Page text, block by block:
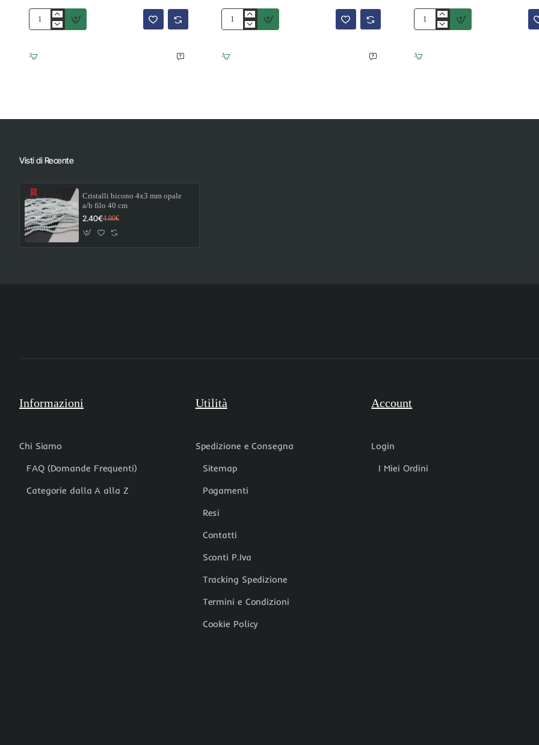
Opale
giallo
15/20
mm
Cristalli
bicono
mm
green
Cristalli
bicono
mm
blù
Visti di Recente
Cristalli bicono 4x3 mm opale
a/b filo 40 cm
2.40€4.00€
Informazioni
Chi Siamo
FAQ (Domande Frequenti)
Categorie dalla A alla Z
Utilità
Spedizione e Consegna
Sitemap
Pagamenti
Resi
Contatti
Sconti P.Iva
Tracking Spedizione
Termini e Condizioni
Cookie Policy
Account
Login
I Miei Ordini